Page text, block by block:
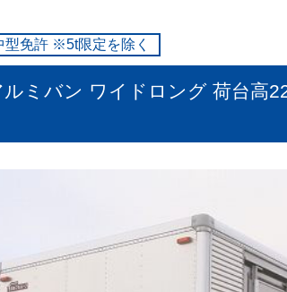
型免許 ※5t限定を除く
ミバン ワイドロング 荷台高